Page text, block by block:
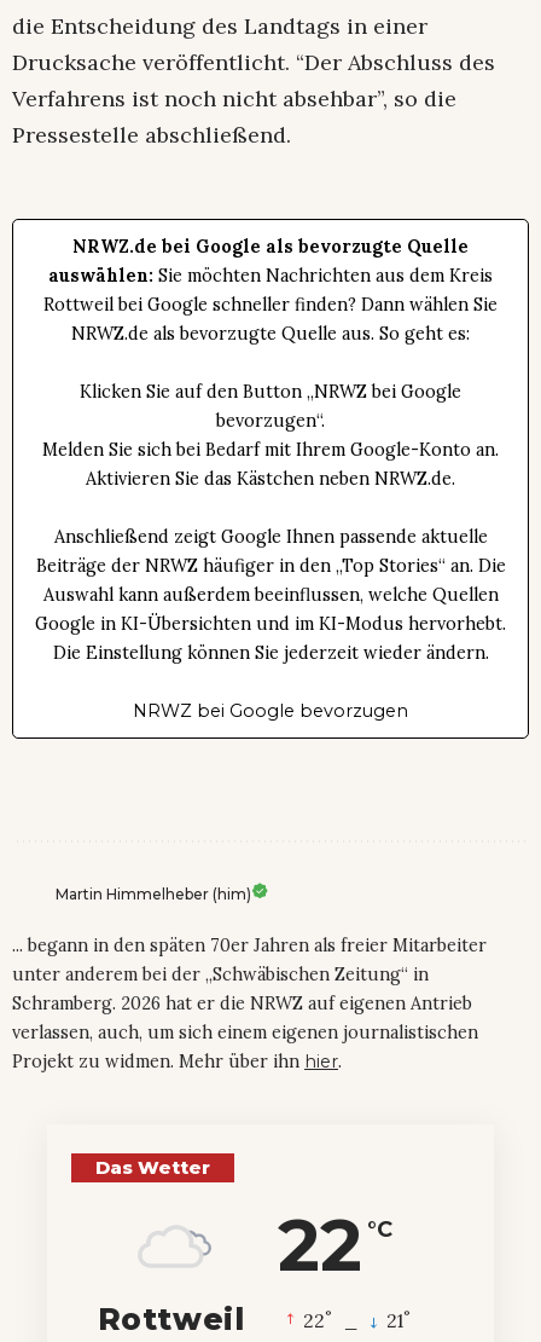
die Entscheidung des Landtags in einer
Drucksache veröffentlicht. “Der Abschluss des
Verfahrens ist noch nicht absehbar”, so die
Pressestelle abschließend.
NRWZ.de bei Google als bevorzugte Quelle
auswählen: Sie möchten Nachrichten aus dem Kreis
Rottweil bei Google schneller finden? Dann wählen Sie
NRWZ.de als bevorzugte Quelle aus. So geht es:
Klicken Sie auf den Button „NRWZ bei Google
bevorzugen“.
Melden Sie sich bei Bedarf mit Ihrem Google-Konto an.
Aktivieren Sie das Kästchen neben NRWZ.de.
Anschließend zeigt Google Ihnen passende aktuelle
Beiträge der NRWZ häufiger in den „Top Stories“ an. Die
Auswahl kann außerdem beeinflussen, welche Quellen
Google in KI-Übersichten und im KI-Modus hervorhebt.
Die Einstellung können Sie jederzeit wieder ändern.
NRWZ bei Google bevorzugen
Martin Himmelheber (him)
... begann in den späten 70er Jahren als freier Mitarbeiter
unter anderem bei der „Schwäbischen Zeitung“ in
Schramberg. 2026 hat er die NRWZ auf eigenen Antrieb
verlassen, auch, um sich einem eigenen journalistischen
Projekt zu widmen. Mehr über ihn hier.
Das Wetter
22 °C
Rottweil 22° 21°